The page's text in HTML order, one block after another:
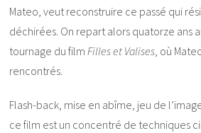
Mateo, veut reconstruire ce passé qui
déchirées. On repart alors quatorze ans
tournage du filmFilles et Valises, où
rencontrés.
Flash-back, mise en abîme, jeu de
ce film est un concentré de techniques